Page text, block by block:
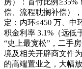
房）：首付比例≥35%
偿、流程耽搁补偿）
定：内环≤450 万、中
积金利率 3.1%（远低
“史上最宽松”，二手
境及相关开辟商文件
的高端置业之，大幅